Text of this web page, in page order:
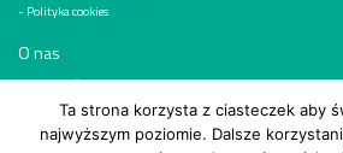
Polityka cookies
O nas
Kim jesteśmy
Reklama
Kontakt
Ta strona korzysta z ciasteczek aby
najwyższym poziomie. Dalsze